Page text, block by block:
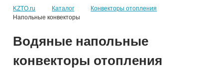
KZTO.ru Каталог
Конвекторы отопления
Напольные конвекторы
Водяные напольные
конвекторы отопления